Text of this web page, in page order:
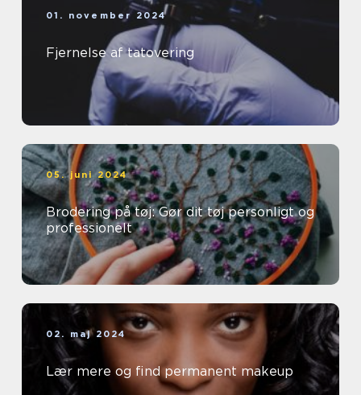
01. november 2024
Fjernelse af tatovering
05. juni 2024
Brodering på tøj: Gør dit tøj personligt og
professionelt
02. maj 2024
Lær mere og find permanent makeup